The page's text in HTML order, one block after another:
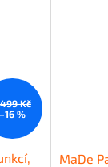
Kč
%
MaDe